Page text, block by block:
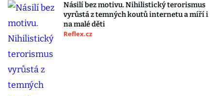
Násilí bez motivu. Nihilistický terorismus
vyrůstá z temných koutů internetu a míří i
na malé děti
Reflex.cz